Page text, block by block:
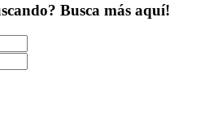
Busca más aquí!